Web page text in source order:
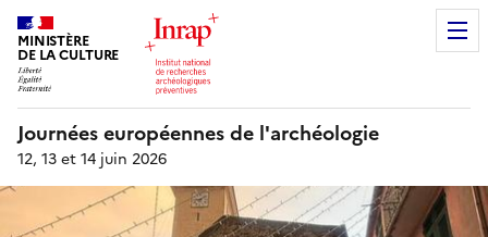
MINISTÈRE
DE LA CULTURE
Journées européennes de l'archéologie
12, 13 et 14 juin 2026